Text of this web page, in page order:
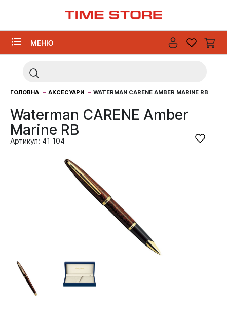
МЕНЮ
ГОЛОВНА АКСЕСУАРИ WATERMAN CARENE AMBER MARINE RB
Waterman CARENE Amber
Marine RB
Артикул: 41 104